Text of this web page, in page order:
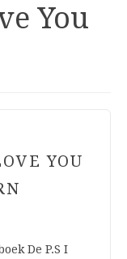
You
YOU
De P.S I